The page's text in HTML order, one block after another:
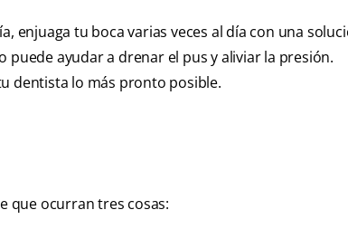
enjuaga tu boca varias veces al día con una
puede ayudar a drenar el pus y aliviar la presión.
dentista lo más pronto posible.
que ocurran tres cosas: